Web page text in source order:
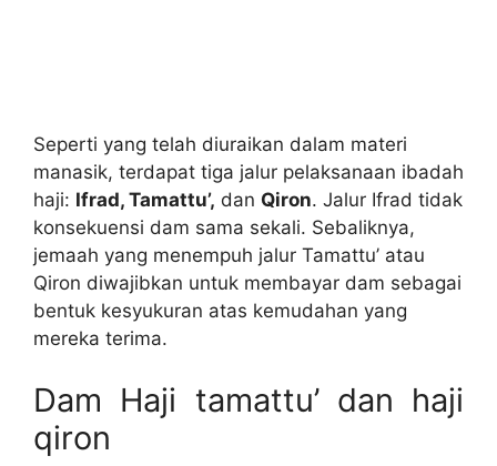
Seperti yang telah diuraikan dalam materi
manasik, terdapat tiga jalur pelaksanaan ibadah
haji: Ifrad, Tamattu’, dan Qiron. Jalur Ifrad tidak
konsekuensi dam sama sekali. Sebaliknya,
jemaah yang menempuh jalur Tamattu’ atau
Qiron diwajibkan untuk membayar dam sebagai
bentuk kesyukuran atas kemudahan yang
mereka terima.
Dam Haji tamattu’ dan haji
qiron